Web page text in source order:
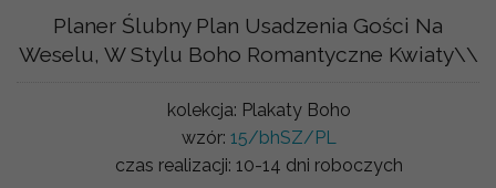
Planer Ślubny Plan Usadzenia Gości Na
Weselu, W Stylu Boho Romantyczne Kwiaty\\
kolekcja: Plakaty Boho
wzór: 15/bhSZ/PL
czas realizacji: 10-14 dni roboczych